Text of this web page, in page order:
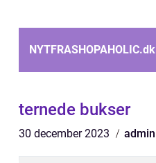
NYTFRASHOPAHOLIC.dk
ternede bukser
30 december 2023 admin